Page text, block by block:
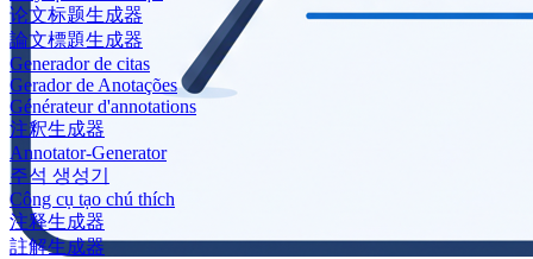
论文标题生成器
論文標題生成器
Generador de citas
Gerador de Anotações
Générateur d'annotations
注釈生成器
Annotator-Generator
주석 생성기
Công cụ tạo chú thích
注释生成器
註解生成器